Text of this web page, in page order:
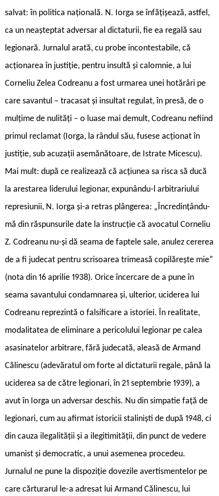
salvat: în politica națională. N. Iorga se înfățișează, astfel,
ca un neașteptat adversar al dictaturii, fie ea regală sau
legionară. Jurnalul arată, cu probe incontestabile, că
acționarea în justiție, pentru insultă și calomnie, a lui
Corneliu Zelea Codreanu a fost urmarea unei hotărâri pe
care savantul – tracasat și insultat regulat, în presă, de o
mulțime de nulități – o luase mai demult, Codreanu nefiind
primul reclamat (Iorga, la rândul său, fusese acționat în
justiție, sub acuzații asemănătoare, de Istrate Micescu).
Mai mult: după ce realizează că acțiunea sa risca să ducă
la arestarea liderului legionar, expunându-l arbitrariului
represiunii, N. Iorga și-a retras plângerea: „Încredințându-
mă din răspunsurile date la instrucție că avocatul Corneliu
Z. Codreanu nu-și dă seama de faptele sale, anulez cererea
de a fi judecat pentru scrisoarea trimeasă copilărește mie”
(nota din 16 aprilie 1938). Orice încercare de a pune în
seama savantului condamnarea și, ulterior, uciderea lui
Codreanu reprezintă o falsificare a istoriei. În realitate,
modalitatea de eliminare a pericolului legionar pe calea
asasinatelor arbitrare, fără judecată, aleasă de Armand
Călinescu (adevăratul om forte al dictaturii regale, până la
uciderea sa de către legionari, în 21 septembrie 1939), a
avut în Iorga un adversar deschis. Nu din simpatie față de
legionari, cum au afirmat istoricii staliniști de după 1948, ci
din cauza ilegalității și a ilegitimității, din punct de vedere
umanist și democratic, a unui asemenea procedeu.
Jurnalul ne pune la dispoziție dovezile avertismentelor pe
care cărturarul le-a adresat lui Armand Călinescu, lui